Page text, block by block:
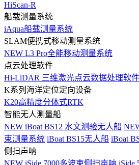
HiScan-R
船载测量系统
iAqua船载测量系统
SLAM便携式移动测量系统
NEW L3 Pro全能移动测量系统
点云处理软件
Hi-LiDAR 三维激光点云数据处理软件
K系列海洋定位定向设备
K20高精度分体式RTK
智能无人测量船
NEW iBoat BS12 水文测验无人船
束测量系统 iBoat BS15无人船 iBoat
侧扫声呐
NEW iSide 7000多波束侧扫声呐 iSide